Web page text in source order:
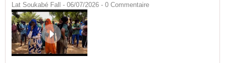
Lat Soukabé Fall - 06/07/2026 - 0 Commentaire